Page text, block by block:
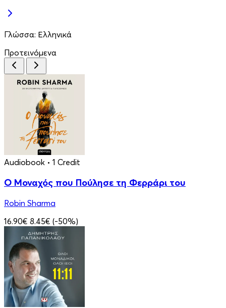
Γλώσσα: Ελληνικά
Προτεινόμενα
Audiobook • 1 Credit
Ο Μοναχός που Πούλησε τη Φερράρι του
Robin Sharma
16.90€ 8.45€ (-50%)